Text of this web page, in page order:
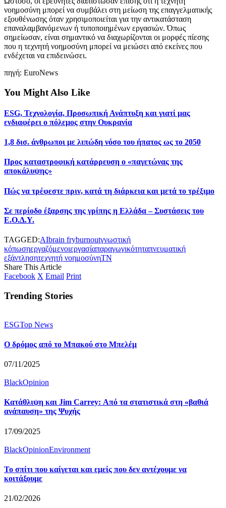
νοημοσύνη μπορεί να συμβάλει στη μείωση της επαγγελματικής
εξουθένωσης όταν χρησιμοποιείται για την αντικατάσταση
επαναλαμβανόμενων ή τυποποιημένων εργασιών. Όπως
σημείωσαν, είναι σημαντικό να διαχωρίζονται οι μορφές πίεσης
που η τεχνητή νοημοσύνη μπορεί να μειώσει από εκείνες που
ενδέχεται να επιδεινώσει.
πηγή: EuroNews
You Might Also Like
ESG, Τεχνολογία, Προσωπική Ανάπτυξη και γιατί μας
ενδιαφέρει ο πόλεμος στην Ουκρανία
1,8 δισ. άνθρωποι με λιπώδη νόσο του ήπατος ως το 2050
Προς καταστροφική κατάρρευση ο «παγετώνας της
αποκάλυψης»
Πώς να τρέφεστε πριν, κατά τη διάρκεια και μετά το τρέξιμο
Σε περίοδο έξαρσης της γρίπης η Ελλάδα – Συστάσεις του
Ε.Ο.Δ.Υ.
TAGGED:AIbrain fryburnoutγνωστική
κόπωσηεργαζόμενοιεργασίαπαραγωγικότηταπνευματική
εξάντλησητεχνητή νοημοσύνηΤΝ
Share This Article
Facebook X Email Print
Trending Stories
ESGTop News
Ο δρόμος από το Μπακού στο Μπελέμ
07/11/2025
BlackOpinion
Κατάθλιψη και Jim Carrey: Από τα στατιστικά στη «βαθιά
ανάπαυση» της Ψυχής
17/09/2025
BlackOpinionEnvironment
Το σπίτι που καίγεται και εμείς που δεν αντέχουμε να
κοιτάξουμε
21/02/2026